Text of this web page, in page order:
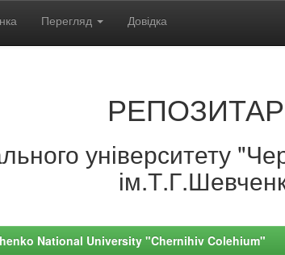
Перегляд Довідка
університету
National University "Chernihiv Colehium"